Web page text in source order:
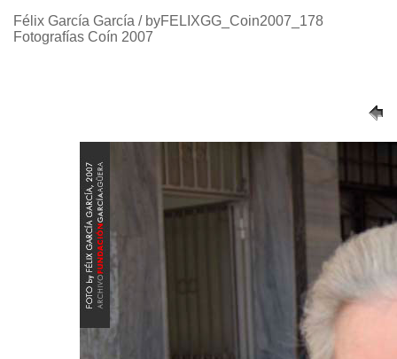
Félix García García / byFELIXGG_Coin2007_178
Fotografías Coín 2007